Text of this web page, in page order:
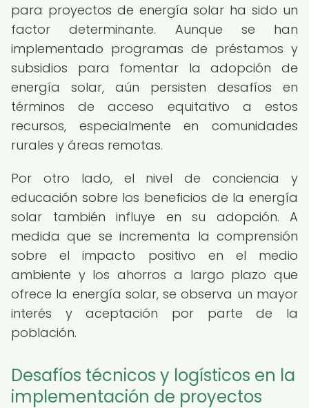
para proyectos de energía solar ha sido un
factor determinante. Aunque se han
implementado programas de préstamos y
subsidios para fomentar la adopción de
energía solar, aún persisten desafíos en
términos de acceso equitativo a estos
recursos, especialmente en comunidades
rurales y áreas remotas.
Por otro lado, el nivel de conciencia y
educación sobre los beneficios de la energía
solar también influye en su adopción. A
medida que se incrementa la comprensión
sobre el impacto positivo en el medio
ambiente y los ahorros a largo plazo que
ofrece la energía solar, se observa un mayor
interés y aceptación por parte de la
población.
Desafíos técnicos y logísticos en la
implementación de proyectos